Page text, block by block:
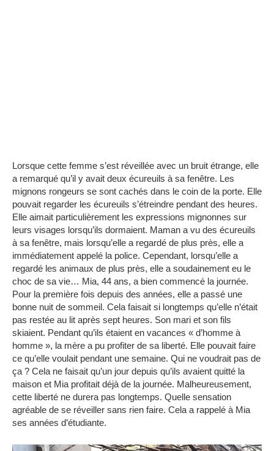
Lorsque cette femme s’est réveillée avec un bruit étrange, elle
a remarqué qu’il y avait deux écureuils à sa fenêtre. Les
mignons rongeurs se sont cachés dans le coin de la porte. Elle
pouvait regarder les écureuils s’étreindre pendant des heures.
Elle aimait particulièrement les expressions mignonnes sur
leurs visages lorsqu’ils dormaient. Maman a vu des écureuils
à sa fenêtre, mais lorsqu’elle a regardé de plus près, elle a
immédiatement appelé la police. Cependant, lorsqu’elle a
regardé les animaux de plus près, elle a soudainement eu le
choc de sa vie… Mia, 44 ans, a bien commencé la journée.
Pour la première fois depuis des années, elle a passé une
bonne nuit de sommeil. Cela faisait si longtemps qu’elle n’était
pas restée au lit après sept heures. Son mari et son fils
skiaient. Pendant qu’ils étaient en vacances « d’homme à
homme », la mère a pu profiter de sa liberté. Elle pouvait faire
ce qu’elle voulait pendant une semaine. Qui ne voudrait pas de
ça ? Cela ne faisait qu’un jour depuis qu’ils avaient quitté la
maison et Mia profitait déjà de la journée. Malheureusement,
cette liberté ne durera pas longtemps. Quelle sensation
agréable de se réveiller sans rien faire. Cela a rappelé à Mia
ses années d’étudiante.